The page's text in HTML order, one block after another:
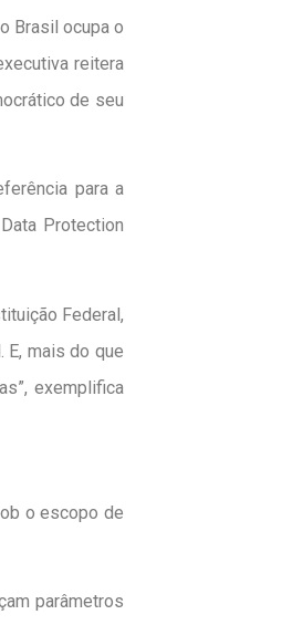
Brasil ocupa o
reitera
de seu
para a
Protection
Federal,
mais do que
exemplifica
o escopo de
parâmetros